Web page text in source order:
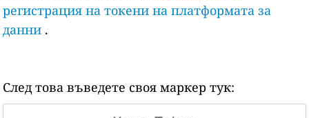
регистрация на токени на платформата за
данни .
След това въведете своя маркер тук: